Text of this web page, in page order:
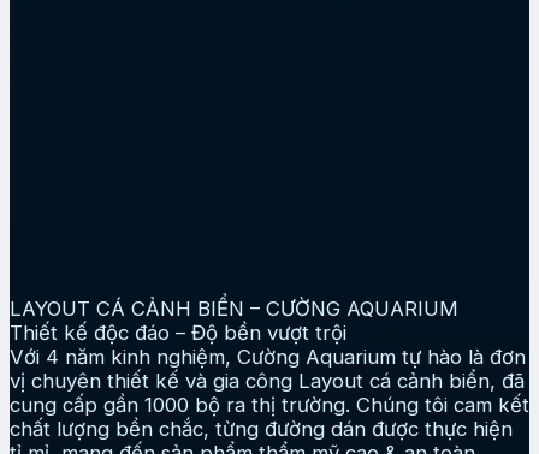
LAYOUT CÁ CẢNH BIỂN – CƯỜNG AQUARIUM
Thiết kế độc đáo – Độ bền vượt trội
Với 4 năm kinh nghiệm, Cường Aquarium tự hào là đơn
vị chuyên thiết kế và gia công Layout cá cảnh biển, đã
cung cấp gần 1000 bộ ra thị trường. Chúng tôi cam kết
chất lượng bền chắc, từng đường dán được thực hiện